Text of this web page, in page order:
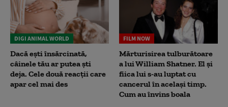
DIGI ANIMAL WORLD
Dacă ești însărcinată,
câinele tău ar putea ști
deja. Cele două reacții care
apar cel mai des
FILM NOW
Mărturisirea tulburătoare
a lui William Shatner. El și
fiica lui s-au luptat cu
cancerul în același timp.
Cum au învins boala